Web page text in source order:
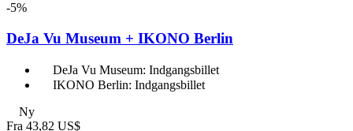
-5%
DeJa Vu Museum + IKONO Berlin
DeJa Vu Museum: Indgangsbillet
IKONO Berlin: Indgangsbillet
Ny
Fra 43,82 US$